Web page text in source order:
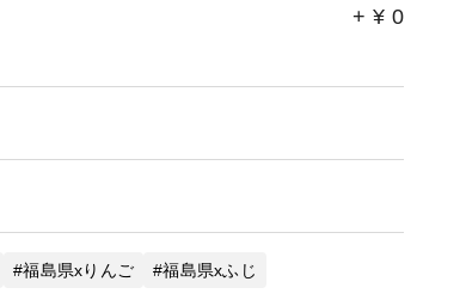
+ ¥ 0
福島県xりんご 福島県xふじ